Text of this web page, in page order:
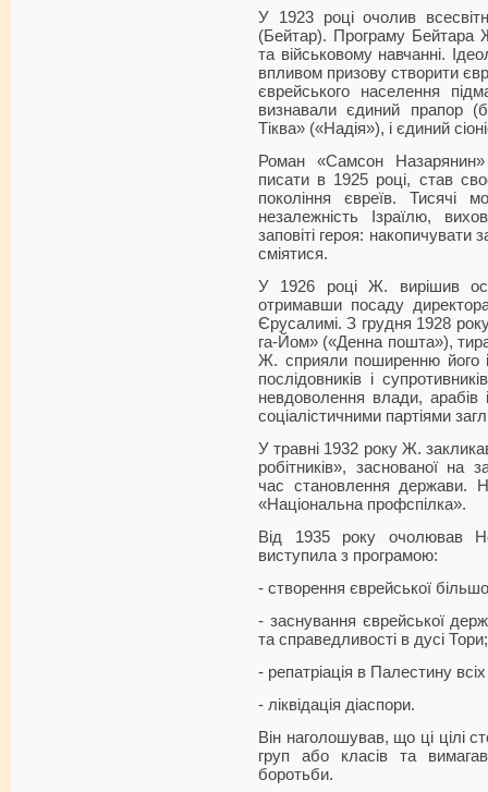
У 1923 році очолив
(Бейтар). Програму Бейтара
та військовому навчанні.
впливом призову створити
єврейського населення
визнавали єдиний прапор
Тіква» («Надія»), і єдиний
Роман «Самсон
писати в 1925 році, став
покоління євреїв. Тисячі
незалежність Ізраїлю,
заповіті героя: накопичувати
сміятися.
У 1926 році Ж. вирішив
отримавши посаду
Єрусалимі. З грудня 1928
га-Йом» («Денна пошта»),
Ж. сприяли поширенню його
послідовників і
невдоволення влади, арабів
соціалістичними партіями
У травні 1932 року Ж.
робітників», заснованої на
час становлення держави.
«Національна профспілка».
Від 1935 року очолював
виступила з програмою:
- створення єврейської
- заснування єврейської
та справедливості в дусі Тори;
- репатріація в Палестину
- ліквідація діаспори.
Він наголошував, що ці цілі
груп або класів та
боротьби.